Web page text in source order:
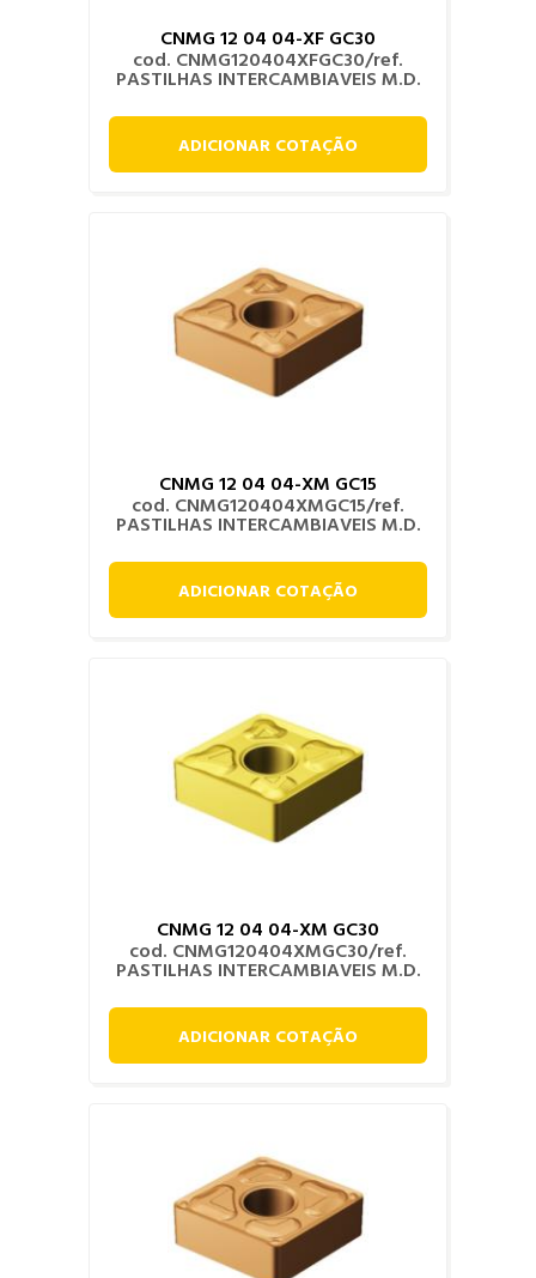
CNMG 12 04 04-XF GC30
cod. CNMG120404XFGC30/ref.
PASTILHAS INTERCAMBIAVEIS M.D.
ADICIONAR COTAÇÃO
CNMG 12 04 04-XM GC15
cod. CNMG120404XMGC15/ref.
PASTILHAS INTERCAMBIAVEIS M.D.
ADICIONAR COTAÇÃO
CNMG 12 04 04-XM GC30
cod. CNMG120404XMGC30/ref.
PASTILHAS INTERCAMBIAVEIS M.D.
ADICIONAR COTAÇÃO